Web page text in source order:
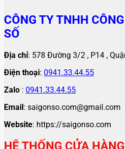
CÔNG TY TNHH
SỐ
Địa chỉ: 578 Đường 3/2 , P14 ,
Điện thoại: 0941.33.44.55
Zalo : 0941.33.44.55
Email: saigonso.com@gmail.com
Website: https://saigonso.com
HỆ THỐNG CỬA HÀNG